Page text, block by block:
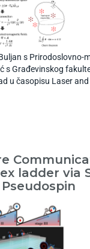
s Prirodoslovno-
s Građevinskog
u časopisu Laser
ladder via